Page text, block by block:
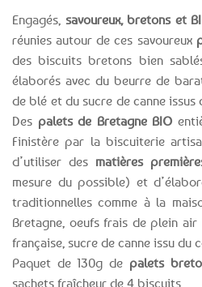
Engagés, savoureux, bretons et
réunies autour de ces savoureux
des biscuits bretons bien
élaborés avec du beurre de
de blé et du sucre de canne
Des palets de Bretagne BIO
Finistère par la biscuiterie
d’utiliser des matières
mesure du possible) et
traditionnelles comme à la
Bretagne, oeufs frais de plein
française, sucre de canne issu du
Paquet de 130g de palets
sachets fraîcheur de 4 biscuits